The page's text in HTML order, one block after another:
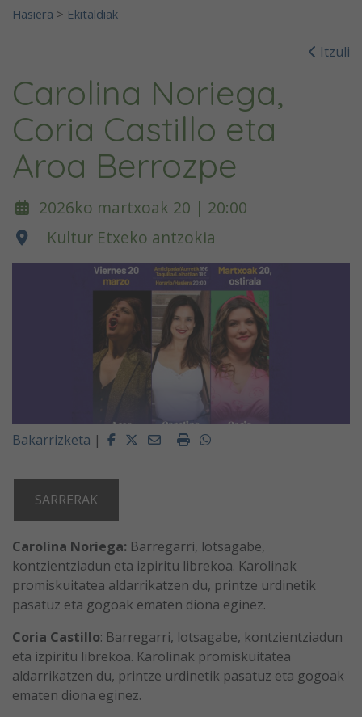
Hasiera > Ekitaldiak
Itzuli
Carolina Noriega,
Coria Castillo eta
Aroa Berrozpe
2026ko martxoak 20 | 20:00
Kultur Etxeko antzokia
Bakarrizketa | FacebookTwitterEmailImprimirWhatsapp
SARRERAK
Carolina Noriega: Barregarri, lotsagabe,
kontzientziadun eta izpiritu librekoa. Karolinak
promiskuitatea aldarrikatzen du, printze urdinetik
pasatuz eta gogoak ematen diona eginez.
Coria Castillo: Barregarri, lotsagabe, kontzientziadun
eta izpiritu librekoa. Karolinak promiskuitatea
aldarrikatzen du, printze urdinetik pasatuz eta gogoak
ematen diona eginez.